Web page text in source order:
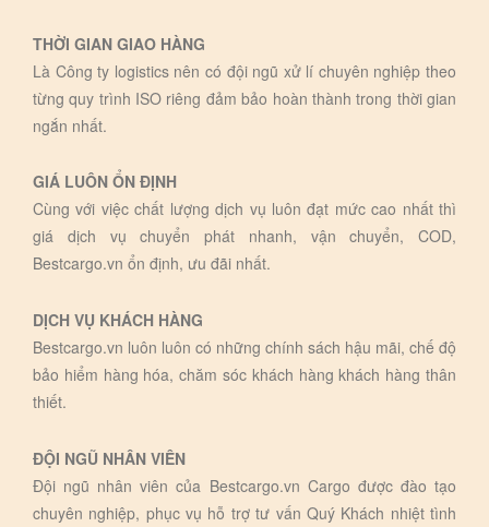
THỜI GIAN GIAO HÀNG
Là Công ty logistics nên có đội ngũ xử lí chuyên nghiệp theo
từng quy trình ISO riêng đảm bảo hoàn thành trong thời gian
ngắn nhất.
GIÁ LUÔN ỔN ĐỊNH
Cùng với việc chất lượng dịch vụ luôn đạt mức cao nhất thì
giá dịch vụ chuyển phát nhanh, vận chuyển, COD,
Bestcargo.vn ổn định, ưu đãi nhất.
DỊCH VỤ KHÁCH HÀNG
Bestcargo.vn luôn luôn có những chính sách hậu mãi, chế độ
bảo hiểm hàng hóa, chăm sóc khách hàng khách hàng thân
thiết.
ĐỘI NGŨ NHÂN VIÊN
Đội ngũ nhân viên của Bestcargo.vn Cargo được đào tạo
chuyên nghiệp, phục vụ hỗ trợ tư vấn Quý Khách nhiệt tình